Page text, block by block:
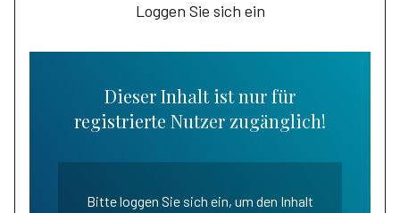
Loggen Sie sich ein
Dieser Inhalt ist nur für
registrierte Nutzer zugänglich!
Bitte loggen Sie sich ein, um den Inhalt